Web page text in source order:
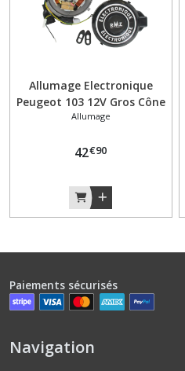
Allumage Electronique
Peugeot 103 12V Gros Cône
Allumage
42€90
Paiements sécurisés
Navigation